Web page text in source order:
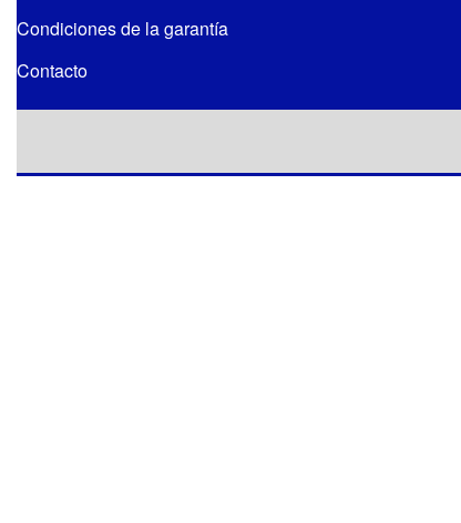
Condiciones de la garantía
Contacto